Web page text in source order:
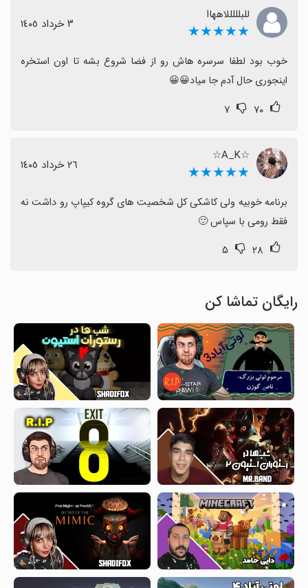
للبلللللاههاا
★★★★★ ٣ خرداد ١٤٠٥
اینجوری حال آدم جا میاد😀😀
۷۰ ۷
☆A_K☆
★★★★★ ٢٦ خرداد ١٤٠٥
فقط رومی با سپاس 🙂
۲۸ ۵
رایگان تماشا کن